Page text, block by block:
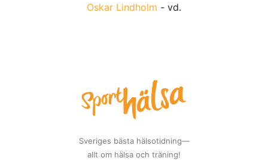
Oskar Lindholm - vd.
Sveriges bästa hälsotidning—
allt om hälsa och träning!